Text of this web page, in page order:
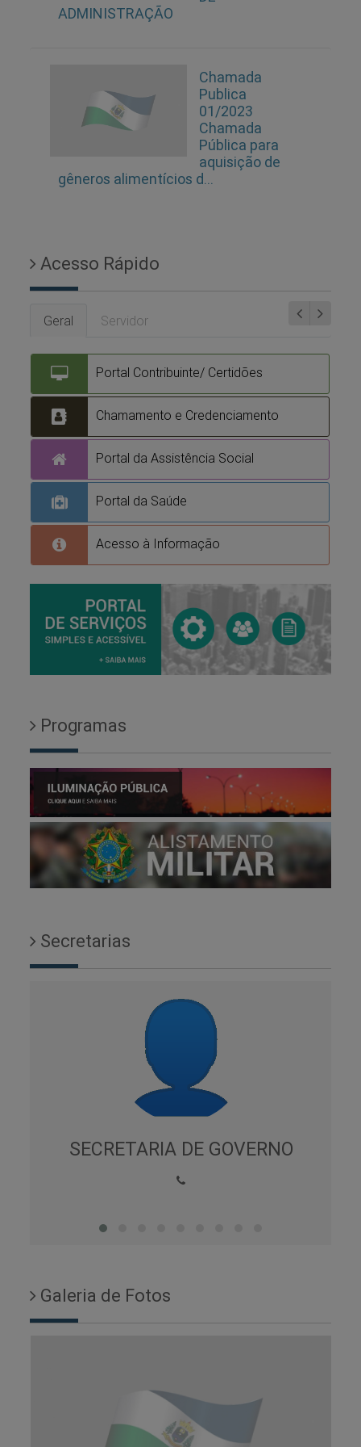
ADMINISTRAÇÃO
Chamada
Publica
01/2023
Chamada
Pública para
aquisição de
gêneros alimentícios d...
Acesso Rápido
Geral Servidor
Portal Contribuinte/ Certidões
Chamamento e Credenciamento
Portal da Assistência Social
Portal da Saúde
Acesso à Informação
Programas
Secretarias
SECRETARIA DE GOVERNO
Galeria de Fotos